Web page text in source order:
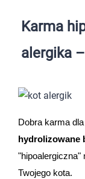
Dziecko
Kosmetyki
Karma
alergika
Dobra karma
hydrolizowane
"hipoalergiczna"
Twojego kota.